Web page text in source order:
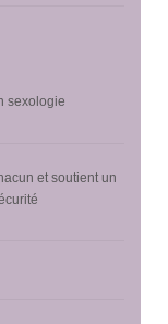
sexologie
et soutient un